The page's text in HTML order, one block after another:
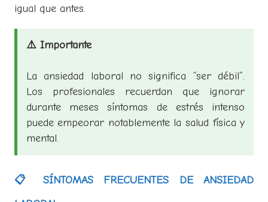
igual que antes.
⚠️ Importante
La ansiedad laboral no significa “ser débil”.
Los profesionales recuerdan que ignorar
durante meses síntomas de estrés intenso
puede empeorar notablemente la salud física y
mental.
📋 SÍNTOMAS FRECUENTES DE ANSIEDAD